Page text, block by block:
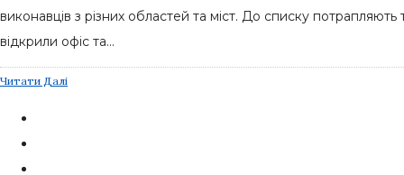
виконавців з різних областей та міст. До списку
відкрили офіс та...
Читати Далі